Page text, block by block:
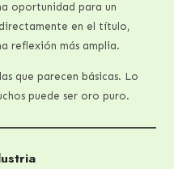
oportunidad para un
en el título,
reflexión más amplia.
que parecen básicas. Lo
puede ser oro puro.